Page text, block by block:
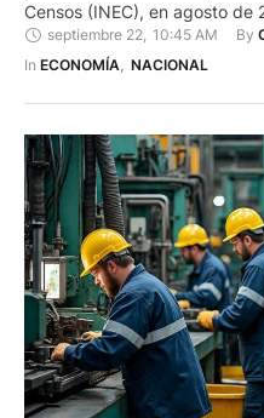
Censos (INEC), en agosto
de 3,6 % a nivel nacional. En
3,3 %; en junio, 3,5 %; en
septiembre 22 10:45 AM By
In ECONOMÍA, NACIONAL